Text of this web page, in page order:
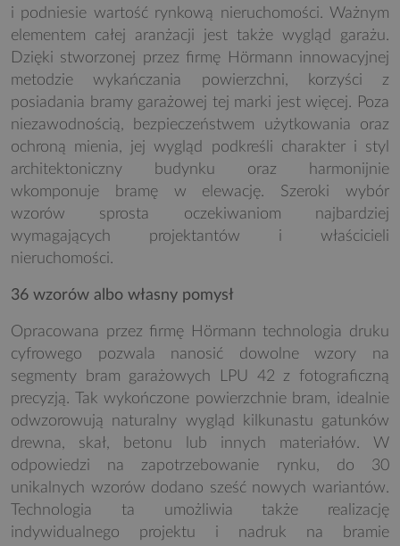
i podniesie wartość rynkową nieruchomości. Ważnym
elementem całej aranżacji jest także wygląd garażu.
Dzięki stworzonej przez firmę Hörmann innowacyjnej
metodzie wykańczania powierzchni, korzyści z
posiadania bramy garażowej tej marki jest więcej. Poza
niezawodnością, bezpieczeństwem użytkowania oraz
ochroną mienia, jej wygląd podkreśli charakter i styl
architektoniczny budynku oraz harmonijnie
wkomponuje bramę w elewację. Szeroki wybór
wzorów sprosta oczekiwaniom najbardziej
wymagających projektantów i właścicieli
nieruchomości.
36 wzorów albo własny pomysł
Opracowana przez firmę Hörmann technologia druku
cyfrowego pozwala nanosić dowolne wzory na
segmenty bram garażowych LPU 42 z fotograficzną
precyzją. Tak wykończone powierzchnie bram, idealnie
odwzorowują naturalny wygląd kilkunastu gatunków
drewna, skał, betonu lub innych materiałów. W
odpowiedzi na zapotrzebowanie rynku, do 30
unikalnych wzorów dodano sześć nowych wariantów.
Technologia ta umożliwia także realizację
indywidualnego projektu i nadruk na bramie